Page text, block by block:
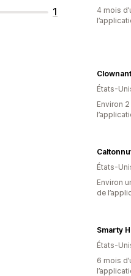
1
4 mois
États-
Environ
États-
Environ
de
Smarty
États-
6 mois